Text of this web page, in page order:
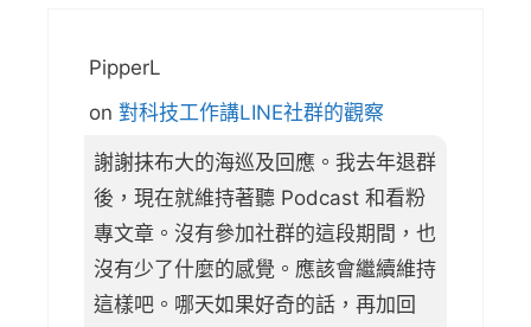
PipperL
on 對科技工作講LINE社群的觀察
謝謝抹布大的海巡及回應。我去年退群
後，現在就維持著聽 Podcast 和看粉
專文章。沒有參加社群的這段期間，也
沒有少了什麼的感覺。應該會繼續維持
這樣吧。哪天如果好奇的話，再加回